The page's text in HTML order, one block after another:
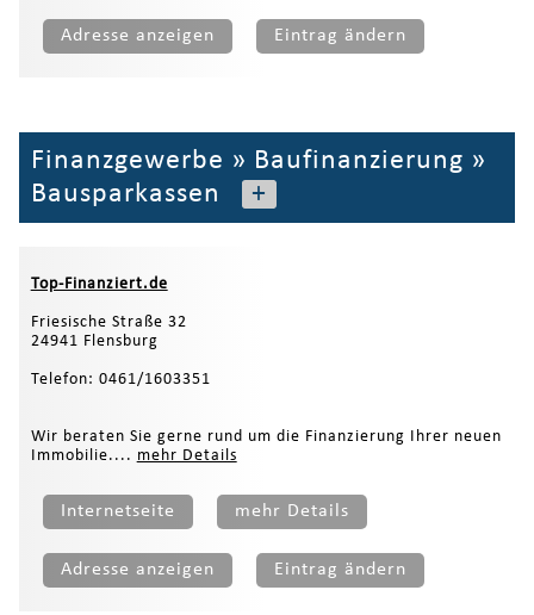
Adresse anzeigen Eintrag ändern
Finanzgewerbe » Baufinanzierung »
Bausparkassen
+
Top-Finanziert.de
Friesische Straße 32
24941 Flensburg
Telefon: 0461/1603351
Wir beraten Sie gerne rund um die Finanzierung Ihrer neuen
Immobilie.... mehr Details
Internetseite mehr Details
Adresse anzeigen Eintrag ändern